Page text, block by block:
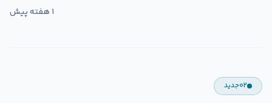
۱ هفته پیش
۰۲جدید